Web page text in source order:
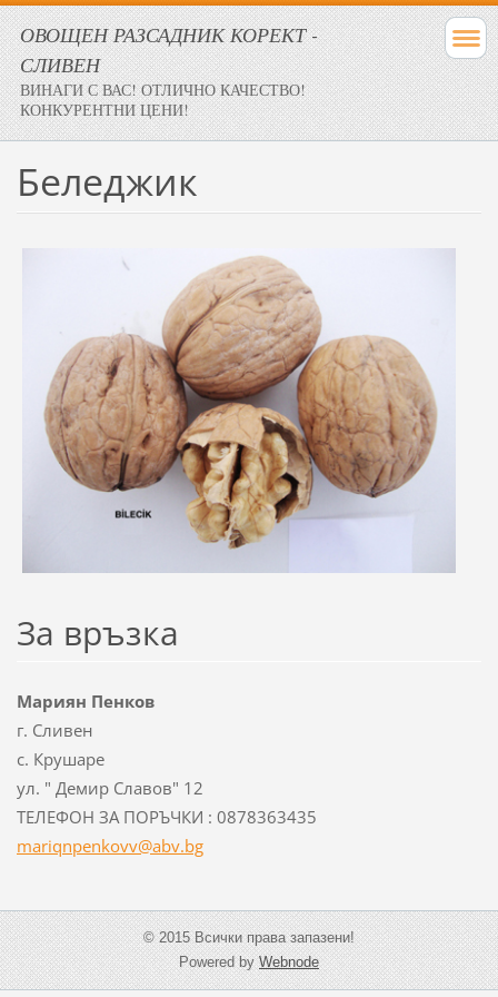
ОВОЩЕН РАЗСАДНИК КОРЕКТ -
СЛИВЕН
ВИНАГИ С ВАС! ОТЛИЧНО КАЧЕСТВО!
КОНКУРЕНТНИ ЦЕНИ!
Беледжик
За връзка
Мариян Пенков
г. Сливен
с. Крушаре
ул. " Демир Славов" 12
ТЕЛЕФОН ЗА ПОРЪЧКИ : 0878363435
mariqnpenkovv@abv.bg
© 2015 Всички права запазени!
Powered byWebnode